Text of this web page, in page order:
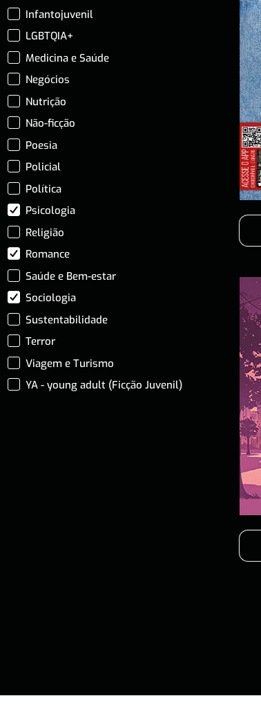
Infantojuvenil
LGBTQIA+
Medicina e Saúde
Negócios
Nutrição
Não-ficção
Poesia
Policial
Política
Psicologia
Religião
Romance
Saúde e Bem-estar
Sociologia
Sustentabilidade
Terror
Viagem e Turismo
YA - young adult (Ficção Juvenil)